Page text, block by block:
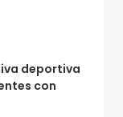
deportiva
con